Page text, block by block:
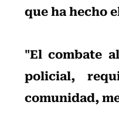
que ha hecho
"El combate
policial,
comunidad,